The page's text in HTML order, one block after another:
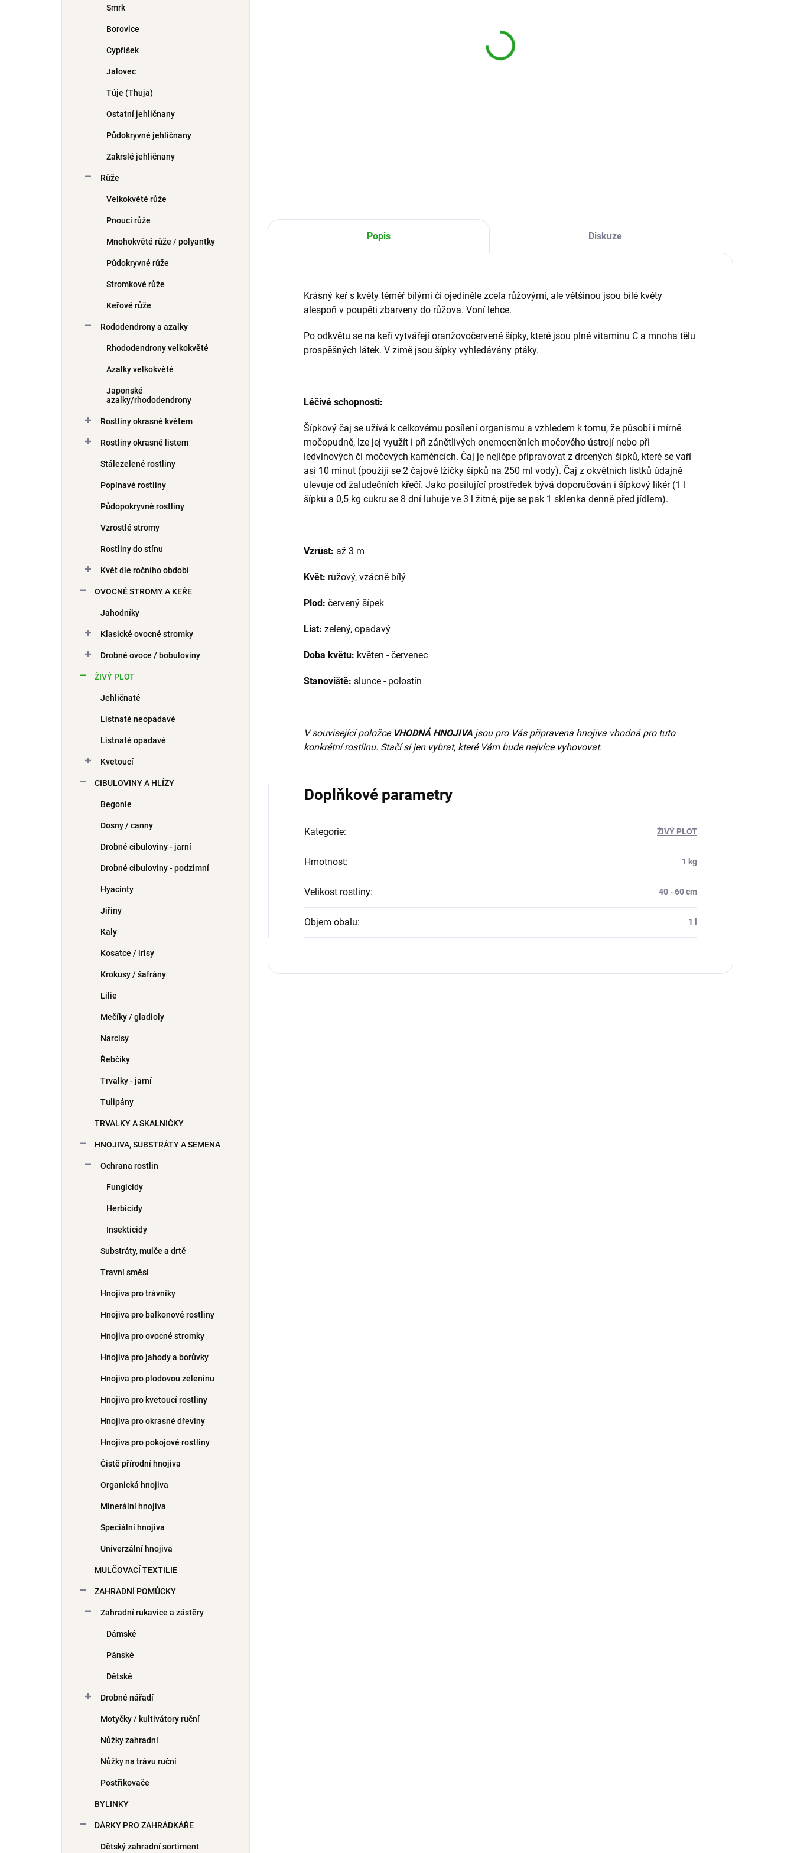
Smrk
Borovice
Cypřišek
Jalovec
Túje (Thuja)
Ostatní jehličnany
Půdokryvné jehličnany
Zakrslé jehličnany
Růže
Velkokvěté růže
Pnoucí růže
Mnohokvěté růže / polyantky
Půdokryvné růže
Stromkové růže
Keřové růže
Rododendrony a azalky
Rhododendrony velkokvěté
Azalky velkokvěté
Japonské
azalky/rhododendrony
Rostliny okrasné květem
Rostliny okrasné listem
Stálezelené rostliny
Popínavé rostliny
Půdopokryvné rostliny
Vzrostlé stromy
Rostliny do stínu
Květ dle ročního období
OVOCNÉ STROMY A KEŘE
Jahodníky
Klasické ovocné stromky
Drobné ovoce / bobuloviny
ŽIVÝ PLOT
Jehličnaté
Listnaté neopadavé
Listnaté opadavé
Kvetoucí
CIBULOVINY A HLÍZY
Begonie
Dosny / canny
Drobné cibuloviny - jarní
Drobné cibuloviny - podzimní
Hyacinty
Jiřiny
Kaly
Kosatce / irisy
Krokusy / šafrány
Lilie
Mečíky / gladioly
Narcisy
Řebčíky
Trvalky - jarní
Tulipány
TRVALKY A SKALNIČKY
HNOJIVA, SUBSTRÁTY A SEMENA
Ochrana rostlin
Fungicidy
Herbicidy
Insekticidy
Substráty, mulče a drtě
Travní směsi
Hnojiva pro trávníky
Hnojiva pro balkonové rostliny
Hnojiva pro ovocné stromky
Hnojiva pro jahody a borůvky
Hnojiva pro plodovou zeleninu
Hnojiva pro kvetoucí rostliny
Hnojiva pro okrasné dřeviny
Hnojiva pro pokojové rostliny
Čistě přírodní hnojiva
Organická hnojiva
Minerální hnojiva
Speciální hnojiva
Univerzální hnojiva
MULČOVACÍ TEXTILIE
ZAHRADNÍ POMŮCKY
Zahradní rukavice a zástěry
Dámské
Pánské
Dětské
Drobné nářadí
Motyčky / kultivátory ruční
Nůžky zahradní
Nůžky na trávu ruční
Postřikovače
BYLINKY
DÁRKY PRO ZAHRÁDKÁŘE
Dětský zahradní sortiment
Popis Diskuze
Krásný keř s květy téměř bílými či ojediněle zcela růžovými, ale většinou jsou bílé květy
alespoň v poupěti zbarveny do růžova. Voní lehce.
Po odkvětu se na keři vytvářejí oranžovočervené šípky, které jsou plné vitaminu C a mnoha tělu
prospěšných látek. V zimě jsou šípky vyhledávány ptáky.
Léčivé schopnosti:
Šípkový čaj se užívá k celkovému posílení organismu a vzhledem k tomu, že působí i mírně
močopudně, lze jej využít i při zánětlivých onemocněních močového ústrojí nebo při
ledvinových či močových kaméncích. Čaj je nejlépe připravovat z drcených šípků, které se vaří
asi 10 minut (použijí se 2 čajové lžičky šípků na 250 ml vody). Čaj z okvětních lístků údajně
ulevuje od žaludečních křečí. Jako posilující prostředek bývá doporučován i šípkový likér (1 l
šípků a 0,5 kg cukru se 8 dní luhuje ve 3 l žitné, pije se pak 1 sklenka denně před jídlem).
Vzrůst: až 3 m
Květ: růžový, vzácně bílý
Plod: červený šípek
List: zelený, opadavý
Doba květu: květen - červenec
Stanoviště: slunce - polostín
V související položce VHODNÁ HNOJIVA jsou pro Vás připravena hnojiva vhodná pro tuto
konkrétní rostlinu. Stačí si jen vybrat, které Vám bude nejvíce vyhovovat.
Doplňkové parametry
Kategorie: ŽIVÝ PLOT
Hmotnost: 1 kg
Velikost rostliny: 40 - 60 cm
Objem obalu: 1 l